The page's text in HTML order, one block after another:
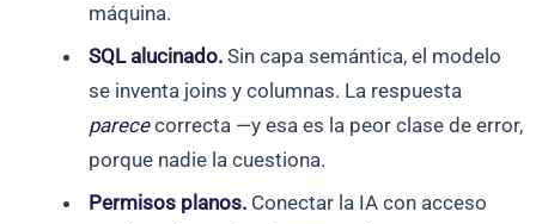
máquina.
SQL alucinado. Sin capa semántica, el modelo
se inventa joins y columnas. La respuesta
parececorrecta —y esa es la peor clase de error,
porque nadie la cuestiona.
Permisos planos. Conectar la IA con acceso